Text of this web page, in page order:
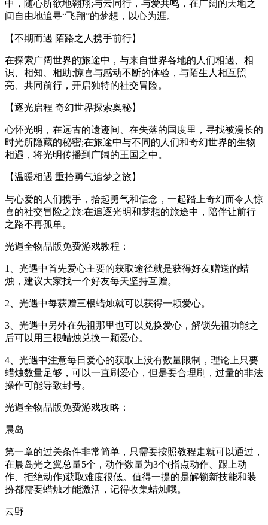
中，随心所欲地翱翔;与云同行，与爱共鸣，在广阔的天地之
间自由地追寻“飞翔”的梦想，以心为涯。
【不期而遇 陌路之人携手前行】
在探索广阔世界的旅途中，与来自世界各地的人们相遇、相
识、相知、相助;惊喜与感动不断的体验，与陌生人相互照
亮、共同前行，开启独特的社交冒险。
【逐光启程 奇幻世界探索奥秘】
心怀光明，在远古的遗迹间、在失落的国度里，寻找被漫长的
时光所隐藏的秘密;在旅途中与不同的人们和奇幻世界的生物
相遇，将光明传播到广阔的王国之中。
【温暖相遇 重拾勇气追梦之旅】
与心爱的人们携手，拾起勇气和信念，一起踏上奇幻而令人惊
喜的社交冒险之旅;在追逐光明和梦想的旅途中，陪伴让前行
之路不再孤单。
光遇全物品版免费游戏教程：
1、光遇中首先爱心主要的获取途径就是获得好友赠送的蜡
烛，建议大家找一个好友每天坚持互赠。
2、光遇中每获赠三根蜡烛就可以获得一颗爱心。
3、光遇中另外在先祖那里也可以兑换爱心，解锁先祖功能之
后可以用三根蜡烛兑换一颗爱心。
4、光遇中注意每日爱心的获取上没有数量限制，理论上只要
蜡烛数量足够，可以一直刷爱心，但是要合理刷，过量的非法
操作可能导致封号。
光遇全物品版免费游戏攻略：
晨岛
第一章的过关条件非常简单，只需要按照教程走就可以通过，
在晨岛光之翼总量5个，动作数量为3个(指点动作、跟上动
作、拒绝动作)获取难度很低。值得一提的是解锁新技能和装
扮都需要蜡烛才能激活，记得收集蜡烛哦。
云野